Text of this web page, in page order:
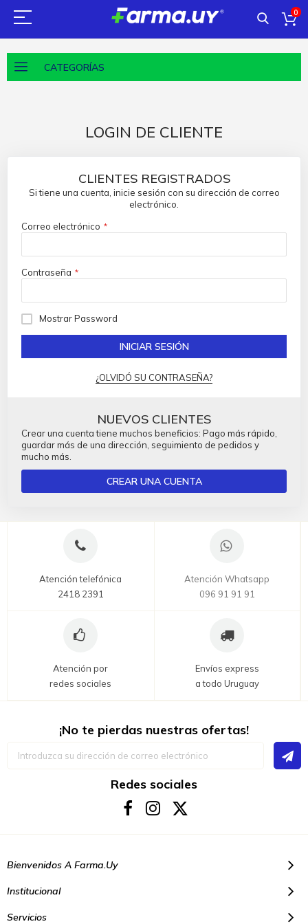
0
CATEGORÍAS
LOGIN DE CLIENTE
CLIENTES REGISTRADOS
Si tiene una cuenta, inicie sesión con su dirección de correo
electrónico.
Correo electrónico
Contraseña
Mostrar Password
INICIAR SESIÓN
¿OLVIDÓ SU CONTRASEÑA?
NUEVOS CLIENTES
Crear una cuenta tiene muchos beneficios: Pago más rápido,
guardar más de una dirección, seguimiento de pedidos y
mucho más.
CREAR UNA CUENTA
Atención telefónica
2418 2391
Atención Whatsapp
096 91 91 91
Atención por
redes sociales
Envíos express
a todo Uruguay
¡No te pierdas nuestras ofertas!
Redes sociales
Bienvenidos A Farma.uy
Institucional
Servicios